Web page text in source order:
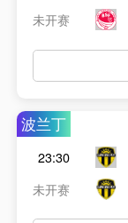
未开赛
波兰丁
23:30
未开赛